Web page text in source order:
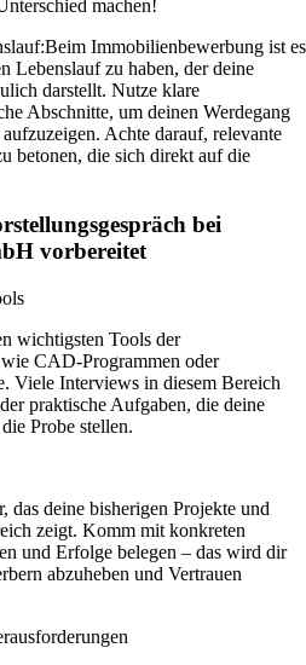
machen!
Beim Immobilienbewerbung ist es
Lebenslauf zu haben, der deine
darstellt. Nutze klare
Abschnitte, um deinen Werdegang
Achte darauf, relevante
betonen, die sich direkt auf die
bei
vorbereitet
wichtigsten Tools der
CAD-Programmen oder
Viele Interviews in diesem Bereich
praktische Aufgaben, die deine
Probe stellen.
das deine bisherigen Projekte und
zeigt. Komm mit konkreten
und Erfolge belegen – das wird dir
abzuheben und Vertrauen